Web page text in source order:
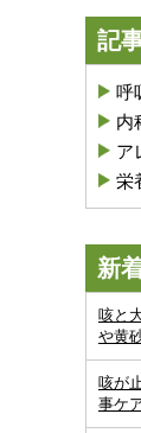
記
呼
内
ア
栄
新
咳と
や黄
咳が
事ケ